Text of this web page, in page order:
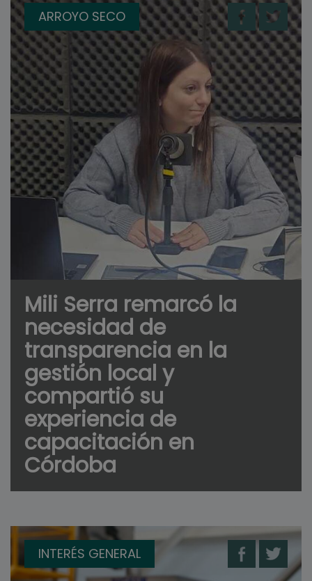
ARROYO SECO
Mili Serra remarcó la
necesidad de
transparencia en la
gestión local y
compartió su
experiencia de
capacitación en
Córdoba
INTERÉS GENERAL